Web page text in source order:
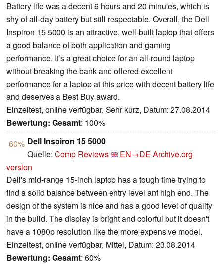
Battery life was a decent 6 hours and 20 minutes, which is
shy of all-day battery but still respectable. Overall, the Dell
Inspiron 15 5000 is an attractive, well-built laptop that offers
a good balance of both application and gaming
performance. It’s a great choice for an all-round laptop
without breaking the bank and offered excellent
performance for a laptop at this price with decent battery life
and deserves a Best Buy award.
Einzeltest, online verfügbar, Sehr kurz, Datum: 27.08.2014
Bewertung: Gesamt: 100%
60% Dell Inspiron 15 5000
Quelle: Comp Reviews EN→DE Archive.org
version
Dell's mid-range 15-inch laptop has a tough time trying to
find a solid balance between entry level anf high end. The
design of the system is nice and has a good level of quality
in the build. The display is bright and colorful but it doesn't
have a 1080p resolution like the more expensive model.
Einzeltest, online verfügbar, Mittel, Datum: 23.08.2014
Bewertung: Gesamt: 60%